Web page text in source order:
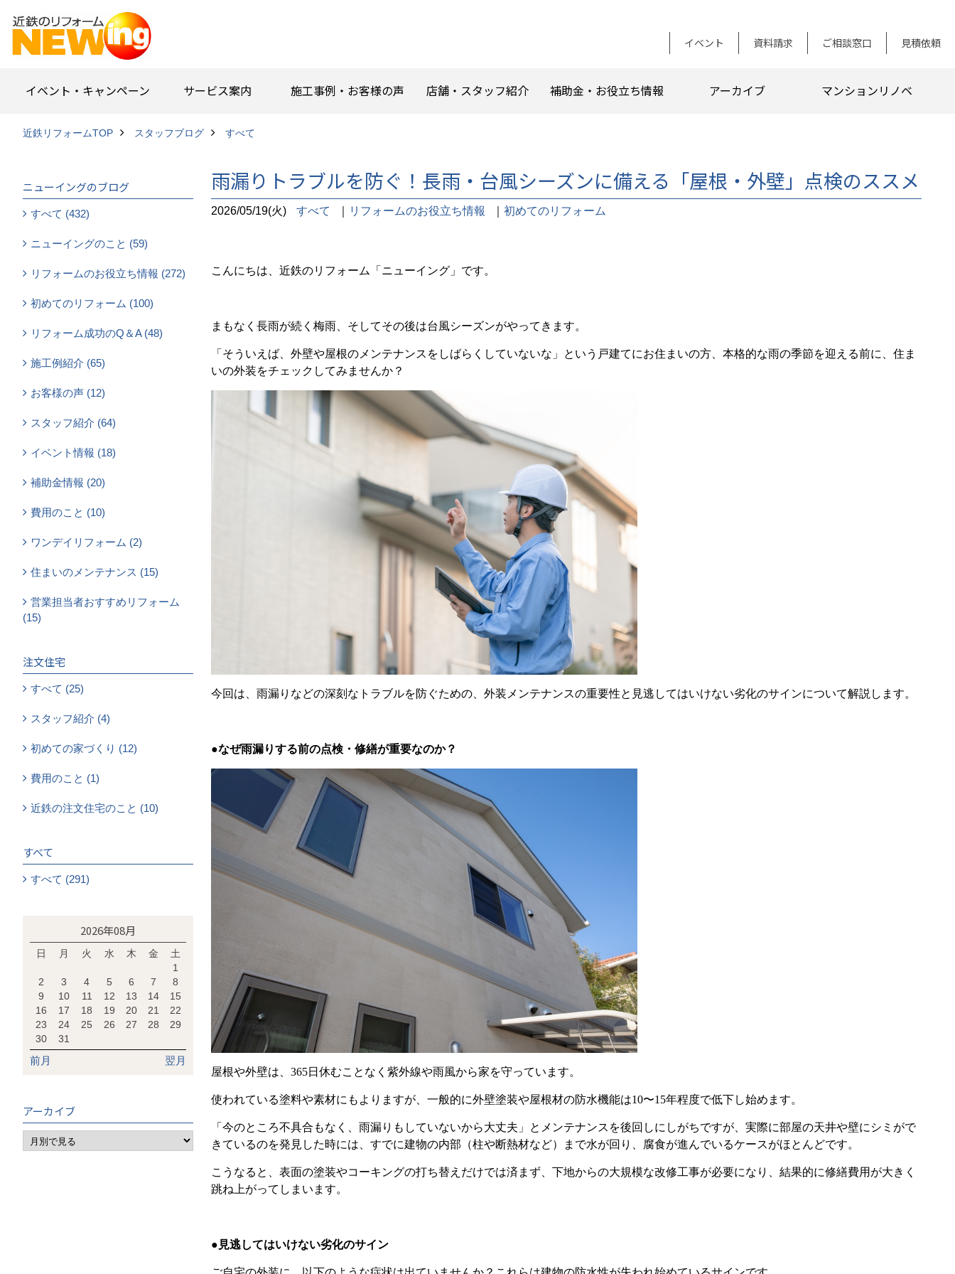
イベント 資料請求 ご相談窓口 見積依頼
イベント・キャンペーン サービス案内 施工事例・お客様の声 店舗・スタッフ紹介 補助金・お役立ち情報 アーカイブ マンションリノベ
近鉄リフォームTOP スタッフブログ すべて
雨漏りトラブルを防ぐ！長雨・台風シーズンに備える「屋根・外壁」点検のススメ
2026/05/19(火) すべて リフォームのお役立ち情報 初めてのリフォーム
こんにちは、近鉄のリフォーム「ニューイング」です。
まもなく長雨が続く梅雨、そしてその後は台風シーズンがやってきます。
「そういえば、外壁や屋根のメンテナンスをしばらくしていないな」という戸建てにお住まいの方、本格的な雨の季節を迎える前に、住ま
いの外装をチェックしてみませんか？
今回は、雨漏りなどの深刻なトラブルを防ぐための、外装メンテナンスの重要性と見逃してはいけない劣化のサインについて解説します。
●なぜ雨漏りする前の点検・修繕が重要なのか？
屋根や外壁は、 365日休むことなく紫外線や雨風から家を守っています。
使われている塗料や素材にもよりますが、一般的に外壁塗装や屋根材の防水機能は10〜15年程度で低下し始めます。
「今のところ不具合もなく、雨漏りもしていないから大丈夫」とメンテナンスを後回しにしがちですが、実際に部屋の天井や壁にシミがで
きているのを発見した時には、すでに建物の内部（柱や断熱材など）まで水が回り、腐食が進んでいるケースがほとんどです。
こうなると、表面の塗装やコーキングの打ち替えだけでは済まず、下地からの大規模な改修工事が必要になり、結果的に修繕費用が大きく
跳ね上がってしまいます。
●見逃してはいけない劣化のサイン
ニューイングのブログ
すべて (432)
ニューイングのこと (59)
リフォームのお役立ち情報 (272)
初めてのリフォーム (100)
リフォーム成功のQ＆A (48)
施工例紹介 (65)
お客様の声 (12)
スタッフ紹介 (64)
イベント情報 (18)
補助金情報 (20)
費用のこと (10)
ワンデイリフォーム (2)
住まいのメンテナンス (15)
営業担当者おすすめリフォーム
(15)
注文住宅
すべて (25)
スタッフ紹介 (4)
初めての家づくり (12)
費用のこと (1)
近鉄の注文住宅のこと (10)
すべて
すべて (291)
2026年08月
日 月 火 水 木 金
土
1
2
3 4 5 6 7
8
9
10 11 12 13 14
15
16
17 18 19 20 21
22
23
24 25 26 27 28
29
30
31
前月 翌月
アーカイブ